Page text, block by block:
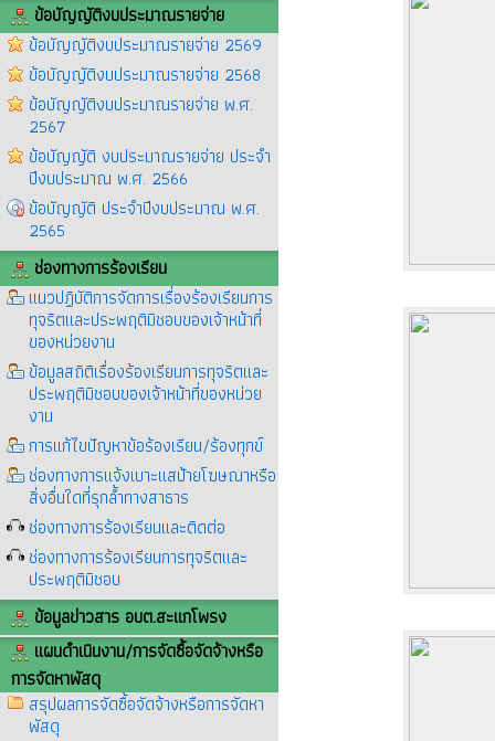
ข้อบัญญัติงบประมาณรายจ่าย
ข้อบัญญัติงบประมาณรายจ่าย 2569
ข้อบัญญัติงบประมาณรายจ่าย 2568
ข้อบัญญัติงบประมาณรายจ่าย พ.ศ.
2567
ข้อบัญญัติ งบประมาณรายจ่าย ประจำ
ปีงบประมาณ พ.ศ. 2566
ข้อบัญญัติ ประจำปีงบประมาณ พ.ศ.
2565
ช่องทางการร้องเรียน
แนวปฏิบัติการจัดการเรื่องร้องเรียนการ
ทุจริตและประพฤติมิชอบของเจ้าหน้าที่
ของหน่วยงาน
ข้อมูลสถิติเรื่องร้องเรียนการทุจริตและ
ประพฤติมิชอบของเจ้าหน้าที่ของหน่วย
งาน
การแก้ไขปัญหาข้อร้องเรียน/ร้องทุกข์
ช่องทางการแจ้งเบาะแสป้ายโฆษณาหรือ
สิ่งอื่นใดที่รุกล้ำทางสาธาร
ช่องทางการร้องเรียนและติดต่อ
ช่องทางการร้องเรียนการทุจริตและ
ประพฤติมิชอบ
ข้อมูลข่าวสาร อบต.สะแกโพรง
แผนดำเนินงาน/การจัดซื้อจัดจ้างหรือ
การจัดหาพัสดุ
สรุปผลการจัดซื้อจัดจ้างหรือการจัดหา
พัสดุ